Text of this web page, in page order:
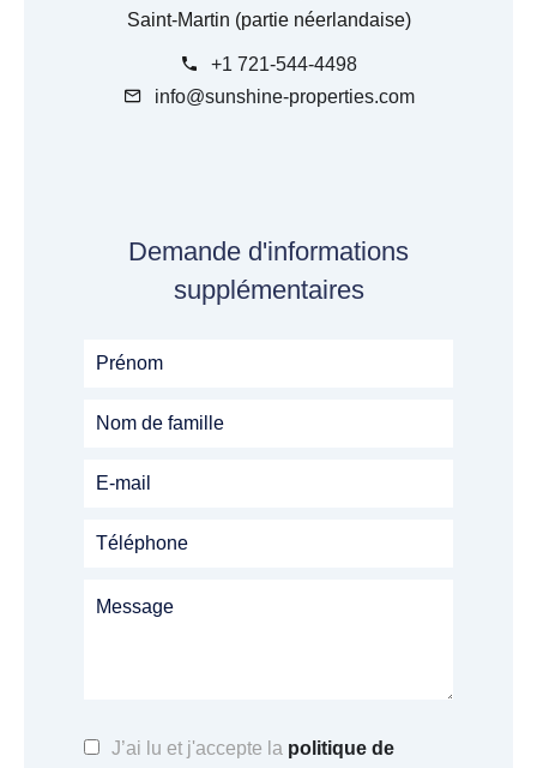
Saint-Martin (partie néerlandaise)
+1 721-544-4498
info@sunshine-properties.com
Demande d'informations
supplémentaires
J’ai lu et j'accepte la politique de